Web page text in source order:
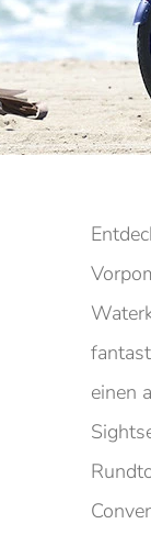
einen